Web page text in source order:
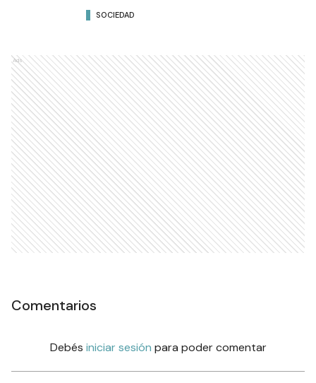
SOCIEDAD
Ads
Comentarios
Debés iniciar sesión para poder comentar